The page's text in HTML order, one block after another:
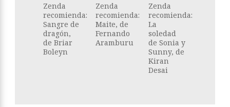
Zenda
recomienda:
Sangre de
dragón,
de Briar
Boleyn
Zenda
recomienda:
Maite, de
Fernando
Aramburu
Zenda
recomienda:
La
soledad
de Sonia y
Sunny, de
Kiran
Desai